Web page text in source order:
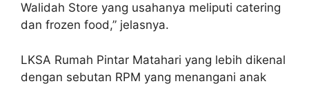
Walidah Store yang usahanya meliputi catering
dan frozen food,” jelasnya.
LKSA Rumah Pintar Matahari yang lebih dikenal
dengan sebutan RPM yang menangani anak